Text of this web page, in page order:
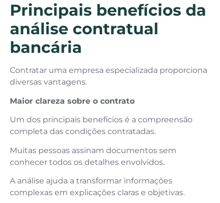
Principais benefícios da
análise contratual
bancária
Contratar uma empresa especializada proporciona
diversas vantagens.
Maior clareza sobre o contrato
Um dos principais benefícios é a compreensão
completa das condições contratadas.
Muitas pessoas assinam documentos sem
conhecer todos os detalhes envolvidos.
A análise ajuda a transformar informações
complexas em explicações claras e objetivas.